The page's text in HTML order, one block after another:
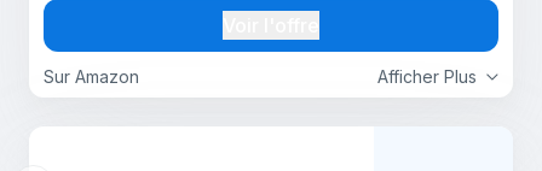
Afficher Plus
Sur Amazon